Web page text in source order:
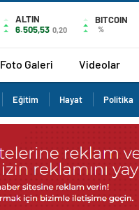
ALTIN
6.505,53 0,20
BITCOIN
%
Foto Galeri Videolar
Eğitim Hayat Politika